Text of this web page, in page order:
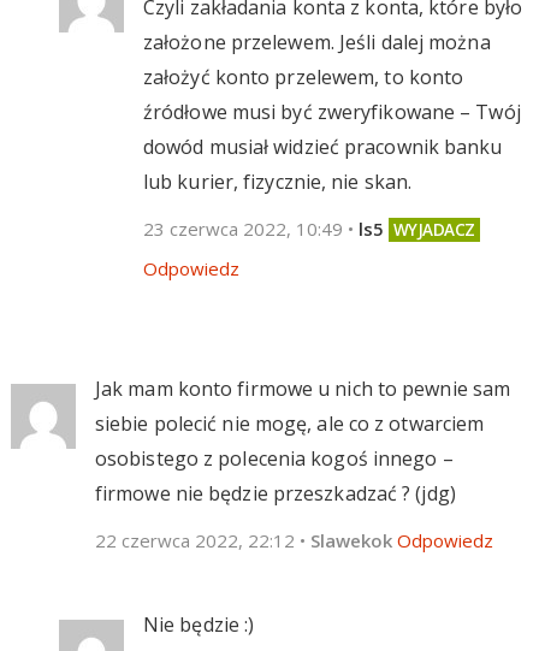
Czyli zakładania konta z konta, które było
założone przelewem. Jeśli dalej można
założyć konto przelewem, to konto
źródłowe musi być zweryfikowane – Twój
dowód musiał widzieć pracownik banku
lub kurier, fizycznie, nie skan.
23 czerwca 2022, 10:49 • ls5
Odpowiedz
Jak mam konto firmowe u nich to pewnie sam
siebie polecić nie mogę, ale co z otwarciem
osobistego z polecenia kogoś innego –
firmowe nie będzie przeszkadzać ? (jdg)
22 czerwca 2022, 22:12 • Slawekok Odpowiedz
Nie będzie :)